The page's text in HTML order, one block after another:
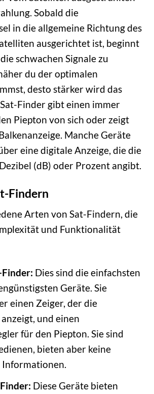
Sobald die
in die allgemeine Richtung des
ausgerichtet ist, beginnt
schwachen Signale zu
du der optimalen
desto stärker wird das
Finder gibt einen immer
Piepton von sich oder zeigt
Manche Geräte
eine digitale Anzeige, die die
(dB) oder Prozent angibt.
Findern
Arten von Sat-Findern, die
und Funktionalität
Finder: Dies sind die einfachsten
Geräte. Sie
einen Zeiger, der die
und einen
für den Piepton. Sie sind
bieten aber keine
Diese Geräte bieten